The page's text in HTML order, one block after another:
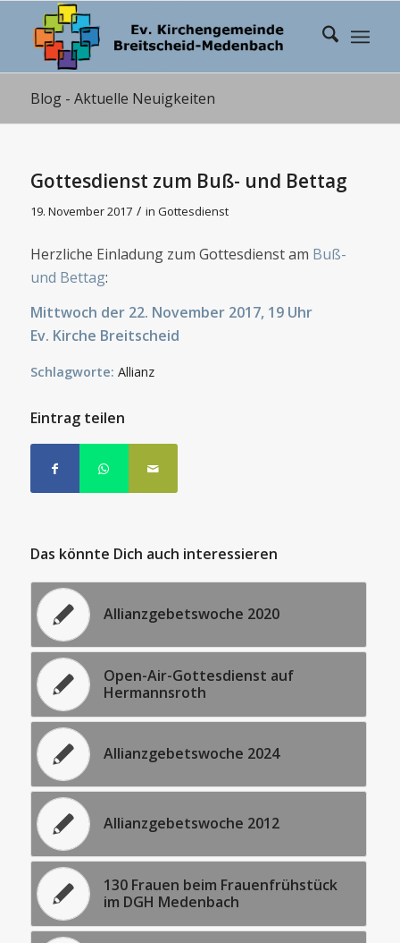
Blog - Aktuelle Neuigkeiten
Gottesdienst zum Buß- und Bettag
19. November 2017 / in Gottesdienst
Herzliche Einladung zum Gottesdienst am Buß-
und Bettag:
Mittwoch der 22. November 2017, 19 Uhr
Ev. Kirche Breitscheid
Schlagworte: Allianz
Eintrag teilen
Das könnte Dich auch interessieren
Allianzgebetswoche 2020
Open-Air-Gottesdienst auf
Hermannsroth
Allianzgebetswoche 2024
Allianzgebetswoche 2012
130 Frauen beim Frauenfrühstück
im DGH Medenbach